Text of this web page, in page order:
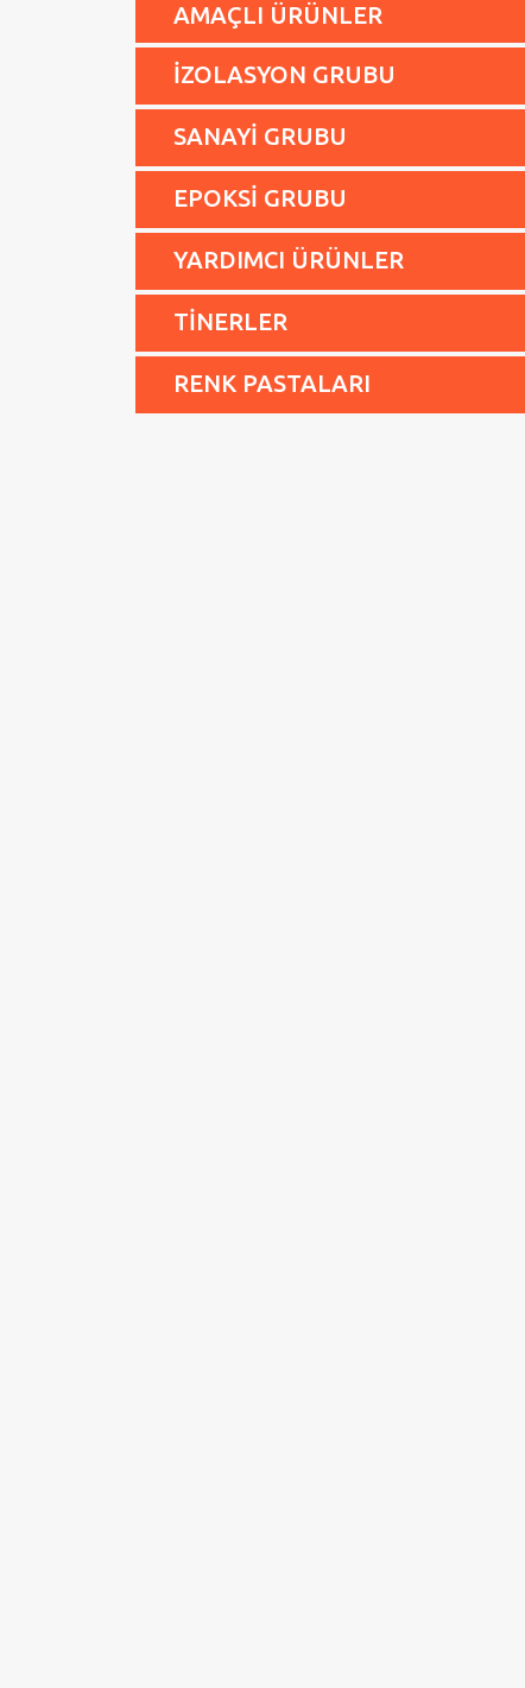
AMAÇLI ÜRÜNLER
İZOLASYON GRUBU
SANAYİ GRUBU
EPOKSİ GRUBU
YARDIMCI ÜRÜNLER
TİNERLER
RENK PASTALARI